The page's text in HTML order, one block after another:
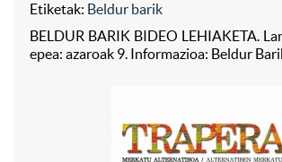
Etiketak: Beldur barik
BELDUR BARIK BIDEO LEHIAKETA.
epea: azaroak 9. Informazioa: Beldur